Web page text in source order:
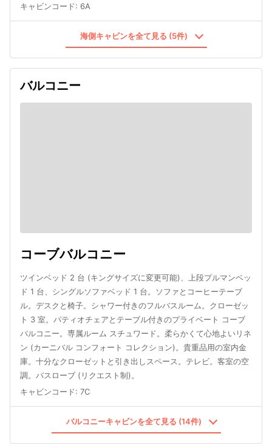
キャビンコード: 6A
海側キャビンを全て見る (5件)
バルコニー
コーブバルコニー
ツインベッド 2 台 (キングサイズに変更可能)、上段プルマンベッ
ド 1 台、シングルソファベッド 1 台。ソファとコーヒーテーブ
ル。デスクと椅子。シャワー付きのフルバスルーム。クローゼッ
ト 3 室。パティオチェアとテーブル付きのプライベート コーブ
バルコニー。専属ルーム スチュワード。柔らかくて心地よいリネ
ン (カーニバル コンフォート コレクション)。貴重品用の室内金
庫。十分なクローゼットと引き出しスペース。テレビ。客室の空
調。バスローブ (リクエスト制)。
キャビンコード: 7C
バルコニーキャビンを全て見る (14件)